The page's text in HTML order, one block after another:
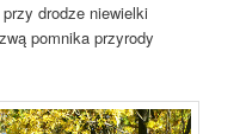
drodze niewielki
pomnika przyrody